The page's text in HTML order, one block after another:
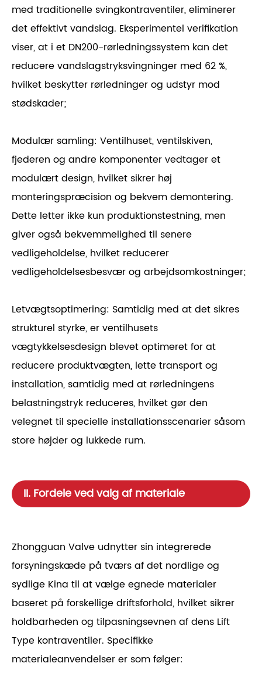
med traditionelle svingkontraventiler, eliminerer
det effektivt vandslag. Eksperimentel verifikation
viser, at i et DN200-rørledningssystem kan det
reducere vandslagstryksvingninger med 62 %,
hvilket beskytter rørledninger og udstyr mod
stødskader;
Modulær samling: Ventilhuset, ventilskiven,
fjederen og andre komponenter vedtager et
modulært design, hvilket sikrer høj
monteringspræcision og bekvem demontering.
Dette letter ikke kun produktionstestning, men
giver også bekvemmelighed til senere
vedligeholdelse, hvilket reducerer
vedligeholdelsesbesvær og arbejdsomkostninger;
Letvægtsoptimering: Samtidig med at det sikres
strukturel styrke, er ventilhusets
vægtykkelsesdesign blevet optimeret for at
reducere produktvægten, lette transport og
installation, samtidig med at rørledningens
belastningstryk reduceres, hvilket gør den
velegnet til specielle installationsscenarier såsom
store højder og lukkede rum.
II. Fordele ved valg af materiale
Zhongguan Valve udnytter sin integrerede
forsyningskæde på tværs af det nordlige og
sydlige Kina til at vælge egnede materialer
baseret på forskellige driftsforhold, hvilket sikrer
holdbarheden og tilpasningsevnen af ​​dens Lift
Type kontraventiler. Specifikke
materialeanvendelser er som følger: